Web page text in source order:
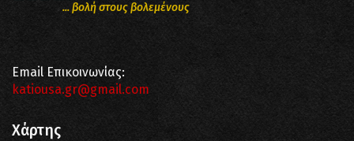
... βολή στους βολεμένους
Email Επικοινωνίας:
katiousa.gr@gmail.com
Χάρτης